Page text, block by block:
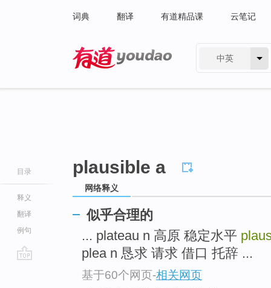
词典 翻译 有道精品课 云笔记
中英
目录
释义
翻译
例句
plausible a
网络释义
似乎合理的
... plateau n 高原 稳定水平
plea n 恳求 请求 借口 托辞 ...
基于60个网页-相关网页